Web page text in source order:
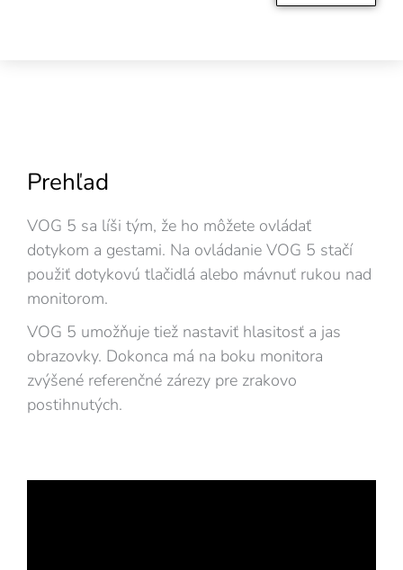
Prehľad
VOG 5 sa líši tým, že ho môžete ovládať
dotykom a gestami. Na ovládanie VOG 5 stačí
použiť dotykovú tlačidlá alebo mávnuť rukou nad
monitorom.
VOG 5 umožňuje tiež nastaviť hlasitosť a jas
obrazovky. Dokonca má na boku monitora
zvýšené referenčné zárezy pre zrakovo
postihnutých.